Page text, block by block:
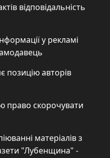
відповідальність
у рекламі
позицію авторів
право скорочувати
матеріалів з
"Лубенщина" -